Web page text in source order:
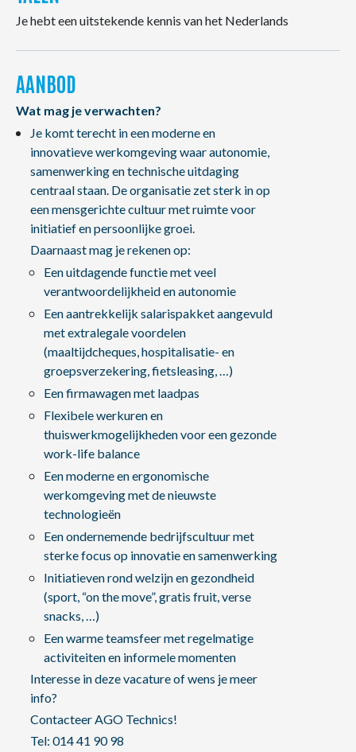
Je hebt een uitstekende kennis van het Nederlands
AANBOD
Wat mag je verwachten?
Je komt terecht in een moderne en
innovatieve werkomgeving waar autonomie,
samenwerking en technische uitdaging
centraal staan. De organisatie zet sterk in op
een mensgerichte cultuur met ruimte voor
initiatief en persoonlijke groei.
Daarnaast mag je rekenen op:
Een uitdagende functie met veel
verantwoordelijkheid en autonomie
Een aantrekkelijk salarispakket aangevuld
met extralegale voordelen
(maaltijdcheques, hospitalisatie- en
groepsverzekering, fietsleasing, …)
Een firmawagen met laadpas
Flexibele werkuren en
thuiswerkmogelijkheden voor een gezonde
work-life balance
Een moderne en ergonomische
werkomgeving met de nieuwste
technologieën
Een ondernemende bedrijfscultuur met
sterke focus op innovatie en samenwerking
Initiatieven rond welzijn en gezondheid
(sport, “on the move”, gratis fruit, verse
snacks, …)
Een warme teamsfeer met regelmatige
activiteiten en informele momenten
Interesse in deze vacature of wens je meer
info?
Contacteer AGO Technics!
Tel: 014 41 90 98